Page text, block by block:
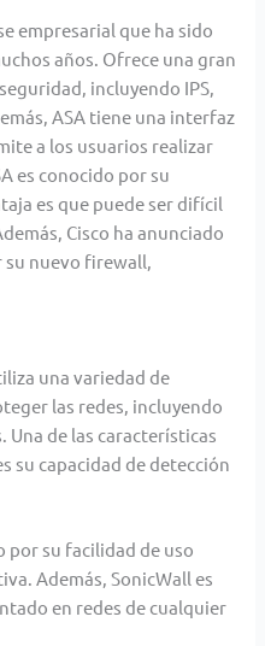
empresarial que ha sido
años. Ofrece unagran
incluyendo IPS,
ASA tiene una interfaz
a los usuarios realizar
es conocido por su
es que puede ser difícil
Cisco ha anunciado
su nuevo firewall,
una variedad de
las redes, incluyendo
Una de las características
su capacidad dedetección
por su facilidad de uso
Además, SonicWall es
en redes de cualquier